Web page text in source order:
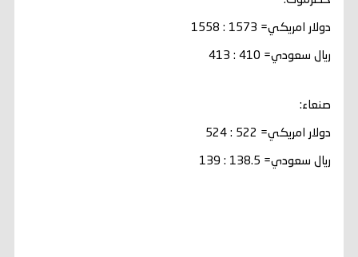
دولار امريكي= 1573 : 1558
ريال سعودي= 410 : 413
صنعاء:
دولار امريكي= 522 : 524
ريال سعودي= 138.5 : 139